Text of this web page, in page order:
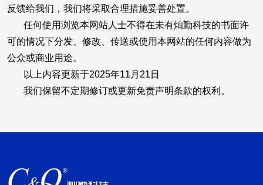
反馈给我们，我们将采取合理措施妥善处置。
任何使用浏览本网站人士不得在未有灿勤科技的书面许
可的情况下分发、修改、传送或使用本网站的任何内容做为
公众或商业用途。
以上内容更新于2025年11月21日
我们保留不定期修订或更新免责声明条款的权利。